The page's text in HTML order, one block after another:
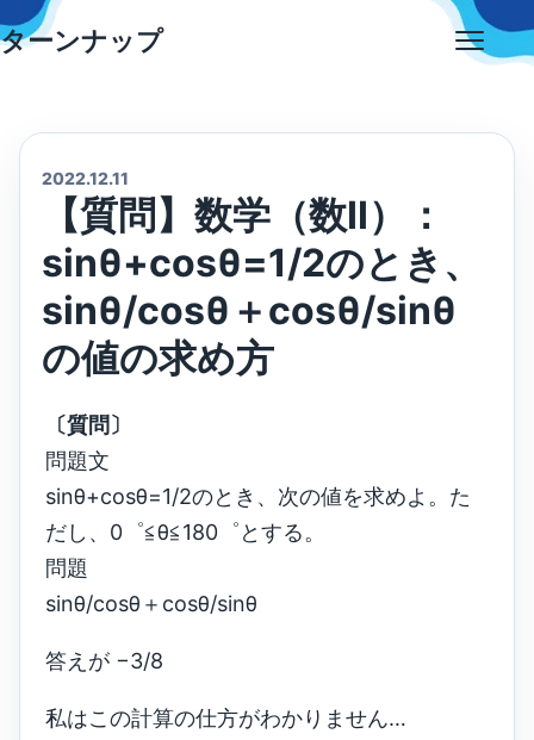
Skip
to
ターンナップ
2022.12.11
【質問】数学（数Ⅱ）：
sinθ+cosθ=1/2のとき、
sinθ/cosθ＋cosθ/sinθ
の値の求め方
〔質問〕
問題文
sinθ+cosθ=1/2のとき、次の値を求めよ。た
だし、0゜≦θ≦180゜とする。
問題
sinθ/cosθ＋cosθ/sinθ
答えが −3/8
私はこの計算の仕方がわかりません…